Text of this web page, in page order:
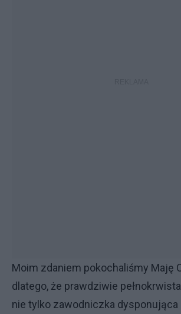
Moim zdaniem pokochaliśmy Maję
dlatego, że prawdziwie
nie tylko zawodniczka